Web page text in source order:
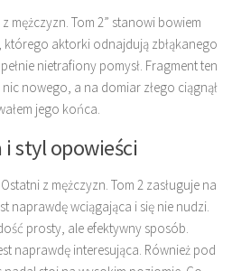
mężczyzn. Tom 2” stanowi bowiem
aktorki odnajdują zbłąkanego
nietrafiony pomysł. Fragment ten
nowego, a na domiar złego ciągnął
jego końca.
styl opowieści
z mężczyzn. Tom 2 zasługuje na
naprawdę wciągająca i się nie nudzi.
prosty, ale efektywny sposób.
naprawdę interesująca. Również pod